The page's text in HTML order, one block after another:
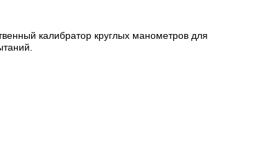
калибратор круглых манометров для